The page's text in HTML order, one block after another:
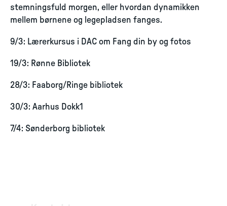
stemningsfuld morgen, eller hvordan dynamikken
mellem børnene og legepladsen fanges.
9/3: Lærerkursus i DAC om Fang din by og fotos
19/3: Rønne Bibliotek
28/3: Faaborg/Ringe bibliotek
30/3: Aarhus Dokk1
7/4: Sønderborg bibliotek